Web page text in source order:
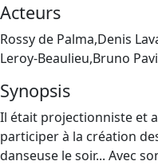
Acteurs
Rossy de Palma,Denis
Leroy-Beaulieu,Bruno
Synopsis
Il était projectionniste et
participer à la création
danseuse le soir... Avec